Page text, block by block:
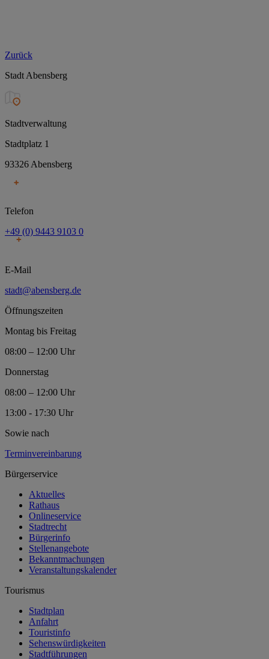
Zurück
Stadt Abensberg
Stadtverwaltung
Stadtplatz 1
93326 Abensberg
Telefon
+49 (0) 9443 9103 0
E-Mail
stadt@abensberg.de
Öffnungszeiten
Montag bis Freitag
08:00 – 12:00 Uhr
Donnerstag
08:00 – 12:00 Uhr
13:00 - 17:30 Uhr
Sowie nach
Terminvereinbarung
Bürgerservice
Aktuelles
Rathaus
Onlineservice
Stadtrecht
Bürgerinfo
Stellenangebote
Bekanntmachungen
Veranstaltungskalender
Tourismus
Stadtplan
Anfahrt
Touristinfo
Sehenswürdigkeiten
Stadtführungen